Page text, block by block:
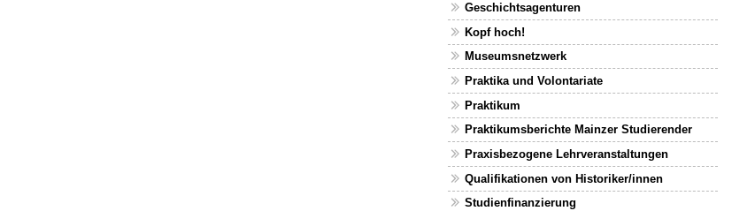
Geschichtsagenturen
Kopf hoch!
Museumsnetzwerk
Praktika und Volontariate
Praktikum
Praktikumsberichte Mainzer Studierender
Praxisbezogene Lehrveranstaltungen
Qualifikationen von Historiker/innen
Studienfinanzierung